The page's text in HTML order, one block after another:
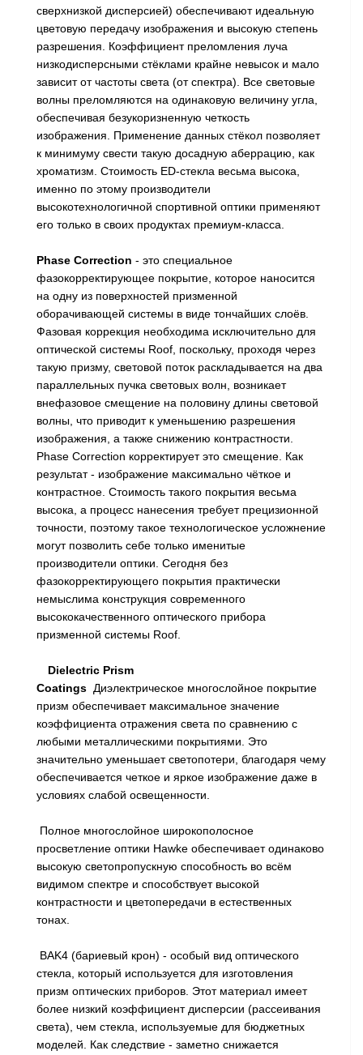
сверхнизкой дисперсией) обеспечивают идеальную
цветовую передачу изображения и высокую степень
разрешения. Коэффициент преломления луча
низкодисперсными стёклами крайне невысок и мало
зависит от частоты света (от спектра). Все световые
волны преломляются на одинаковую величину угла,
обеспечивая безукоризненную четкость
изображения. Применение данных стёкол позволяет
к минимуму свести такую досадную аберрацию, как
хроматизм. Стоимость ED-стекла весьма высока,
именно по этому производители
высокотехнологичной спортивной оптики применяют
его только в своих продуктах премиум-класса.
Phase Correction - это специальное
фазокорректирующее покрытие, которое наносится
на одну из поверхностей призменной
оборачивающей системы в виде тончайших слоёв.
Фазовая коррекция необходима исключительно для
оптической системы Roof, поскольку, проходя через
такую призму, световой поток раскладывается на два
параллельных пучка световых волн, возникает
внефазовое смещение на половину длины световой
волны, что приводит к уменьшению разрешения
изображения, а также снижению контрастности.
Phase Correction корректирует это смещение. Как
результат - изображение максимально чёткое и
контрастное. Стоимость такого покрытия весьма
высока, а процесс нанесения требует прецизионной
точности, поэтому такое технологическое усложнение
могут позволить себе только именитые
производители оптики. Сегодня без
фазокорректирующего покрытия практически
немыслима конструкция современного
высококачественного оптического прибора
призменной системы Roof.
Dielectric Prism
Coatings Диэлектрическое многослойное покрытие
призм обеспечивает максимальное значение
коэффициента отражения света по сравнению с
любыми металлическими покрытиями. Это
значительно уменьшает светопотери, благодаря чему
обеспечивается четкое и яркое изображение даже в
условиях слабой освещенности.
Полное многослойное широкополосное
просветление оптики Hawke обеспечивает одинаково
высокую светопропускную способность во всём
видимом спектре и способствует высокой
контрастности и цветопередачи в естественных
тонах.
BAK4 (бариевый крон) - особый вид оптического
стекла, который используется для изготовления
призм оптических приборов. Этот материал имеет
более низкий коэффициент дисперсии (рассеивания
света), чем стекла, используемые для бюджетных
моделей. Как следствие - заметно снижается